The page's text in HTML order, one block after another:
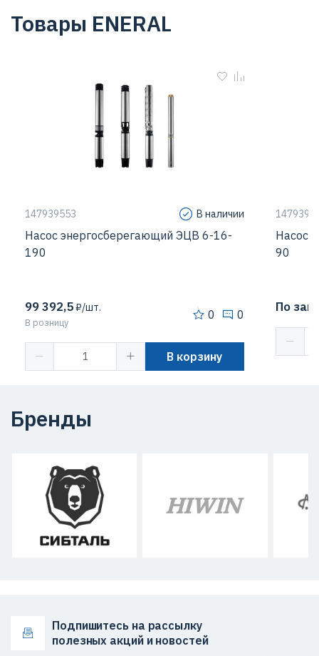
Товары ENERAL
147939553 В наличии
Насос энергосберегающий ЭЦВ 6-16-
190
99 392,5₽/шт.
В розницу
0 0
В корзину
Насос
90
По
Бренды
Подпишитесь на рассылку
полезных акций и новостей